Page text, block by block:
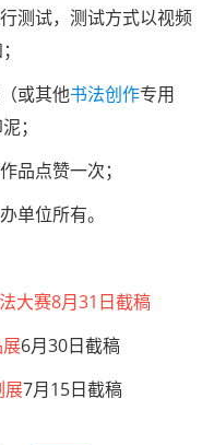
测试，测试方式以视频
或其他书法创作专用
；
品点赞一次；
单位所有。
大赛8月31日截稿
6月30日截稿
展7月15日截稿